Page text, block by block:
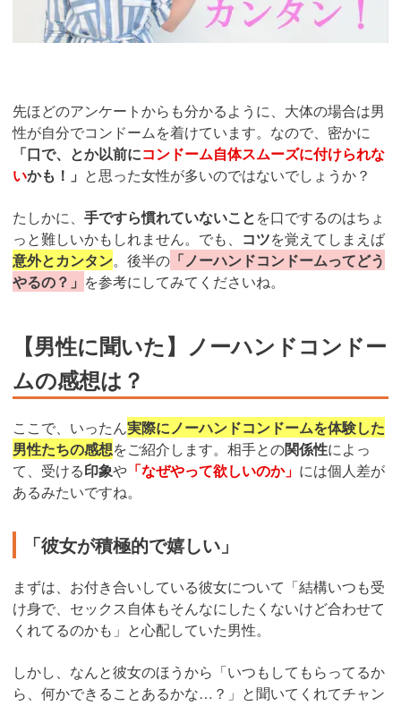
先ほどのアンケートからも分かるように、大体の場合は男
性が自分でコンドームを着けています。なので、密かに
「口で、とか以前にコンドーム自体スムーズに付けられな
いかも！」 と思った女性が多いのではないでしょうか？
たしかに、 手ですら慣れていないことを口でするのはちょ
っと難しいかもしれません。でも、 コツを覚えてしまえば
意外とカンタン。後半の 「ノーハンドコンドームってどう
やるの？」 を参考にしてみてくださいね。
【男性に聞いた】ノーハンドコンドー
ムの感想は？
ここで、いったん実際にノーハンドコンドームを体験した
男性たちの感想をご紹介します。相手との関係性によっ
て、受ける印象や 「なぜやって欲しいのか」 には個人差が
あるみたいですね。
「彼女が積極的で嬉しい」
まずは、お付き合いしている彼女について「結構いつも受
け身で、セックス自体もそんなにしたくないけど合わせて
くれてるのかも」と心配していた男性。
しかし、なんと彼女のほうから「いつもしてもらってるか
ら、何かできることあるかな…？」と聞いてくれてチャン